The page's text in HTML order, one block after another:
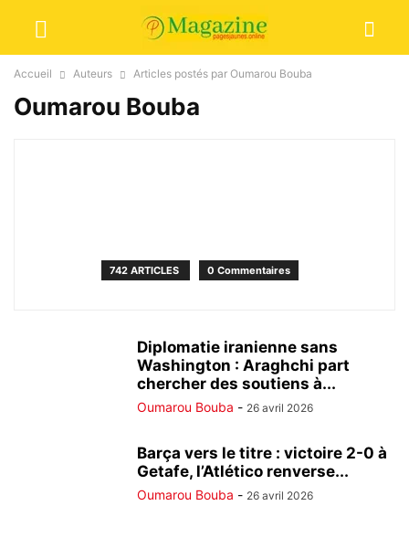
Accueil Auteurs Articles postés par Oumarou Bouba
Oumarou Bouba
742 ARTICLES 0 Commentaires
Diplomatie iranienne sans
Washington : Araghchi part
chercher des soutiens à...
Oumarou Bouba - 26 avril 2026
Barça vers le titre : victoire 2-0 à
Getafe, l’Atlético renverse...
Oumarou Bouba - 26 avril 2026